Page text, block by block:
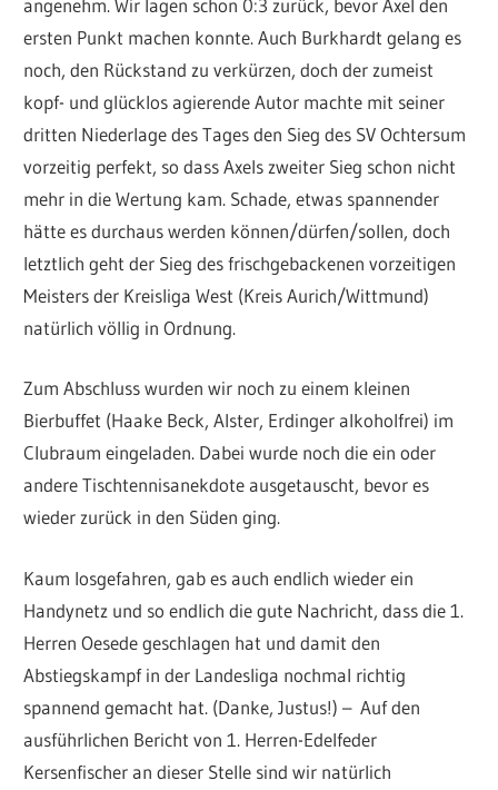
ersten Punkt machen konnte. Auch Burkhardt gelang es
noch, den Rückstand zu verkürzen, doch der zumeist
kopf- und glücklos agierende Autor machte mit seiner
dritten Niederlage des Tages den Sieg des SV Ochtersum
vorzeitig perfekt, so dass Axels zweiter Sieg schon nicht
mehr in die Wertung kam. Schade, etwas spannender
hätte es durchaus werden können/dürfen/sollen, doch
letztlich geht der Sieg des frischgebackenen vorzeitigen
Meisters der Kreisliga West (Kreis Aurich/Wittmund)
natürlich völlig in Ordnung.
Zum Abschluss wurden wir noch zu einem kleinen
Bierbuffet (Haake Beck, Alster, Erdinger alkoholfrei) im
Clubraum eingeladen. Dabei wurde noch die ein oder
andere Tischtennisanekdote ausgetauscht, bevor es
wieder zurück in den Süden ging.
Kaum losgefahren, gab es auch endlich wieder ein
Handynetz und so endlich die gute Nachricht, dass die 1.
Herren Oesede geschlagen hat und damit den
Abstiegskampf in der Landesliga nochmal richtig
spannend gemacht hat. (Danke, Justus!) – Auf den
ausführlichen Bericht von 1. Herren-Edelfeder
Kersenfischer an dieser Stelle sind wir natürlich